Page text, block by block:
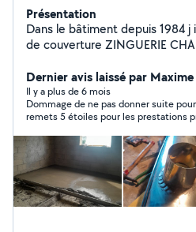
Présentation
Dans le bâtiment depuis 1984
de couverture ZINGUERIE
Dernier avis laissé par
Il y a plus de 6 mois
Dommage de ne pas donner suite
remets 5 étoiles pour les prestations
modifié la note que j'avais mise car